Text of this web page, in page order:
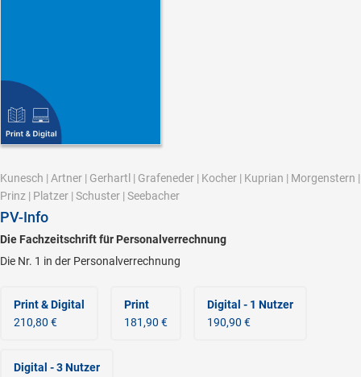
Kunesch | Artner | Gerhartl | Grafeneder | Kocher | Kuprian | Morgenstern |
Prinz | Platzer | Schuster | Seebacher
PV-Info
Die Fachzeitschrift für Personalverrechnung
Die Nr. 1 in der Personalverrechnung
Print & Digital
210,80 €
Print
181,90 €
Digital - 1 Nutzer
190,90 €
Digital - 3 Nutzer